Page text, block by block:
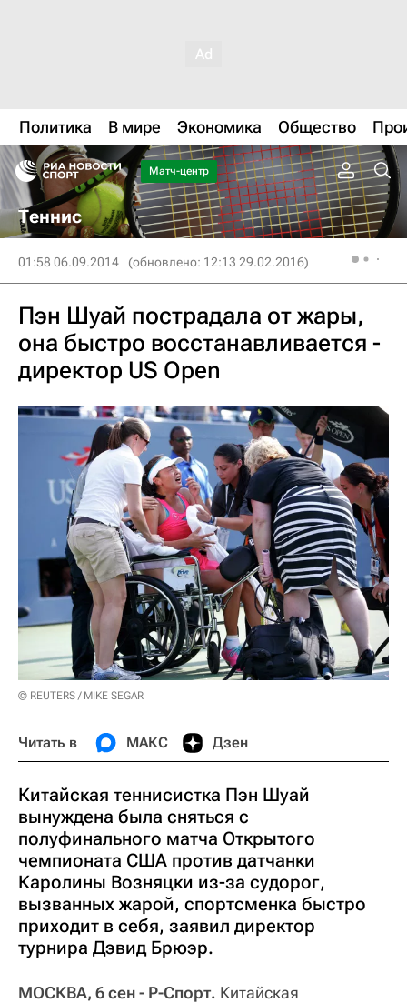
Политика В мире Экономика Общество
Матч-центр
Теннис
01:58 06.09.2014 (обновлено: 12:13 29.02.2016)
Пэн Шуай пострадала от жары,
она быстро восстанавливается -
директор US Open
© REUTERS / MIKE SEGAR
Читать в МАКС Дзен
Китайская теннисистка Пэн Шуай
вынуждена была сняться с
полуфинального матча Открытого
чемпионата США против датчанки
Каролины Возняцки из-за судорог,
вызванных жарой, спортсменка быстро
приходит в себя, заявил директор
турнира Дэвид Брюэр.
МОСКВА, 6 сен - Р-Спорт. Китайская